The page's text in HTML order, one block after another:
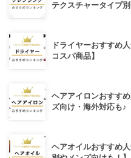
テクスチャータイプ別
ドライヤーおすすめ
コスパ商品】
ヘアアイロンおすす
ズ向け・海外対応も♪
ヘアオイルおすすめ